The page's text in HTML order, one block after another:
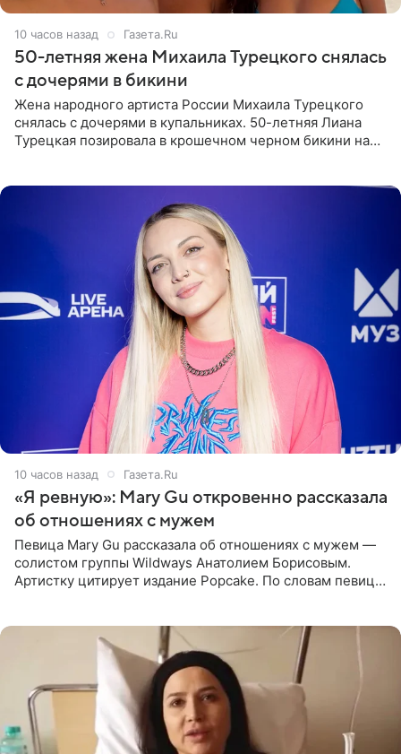
10 часов назад Газета.Ru
50-летняя жена Михаила Турецкого снялась
с дочерями в бикини
Жена народного артиста России Михаила Турецкого
снялась с дочерями в купальниках. 50-летняя Лиана
Турецкая позировала в крошечном черном бикини на
10 часов назад Газета.Ru
«Я ревную»: Mary Gu откровенно рассказала
об отношениях с мужем
Певица Mary Gu рассказала об отношениях с мужем —
солистом группы Wildways Анатолием Борисовым.
Артистку цитирует издание Popcake. По словам певицы,